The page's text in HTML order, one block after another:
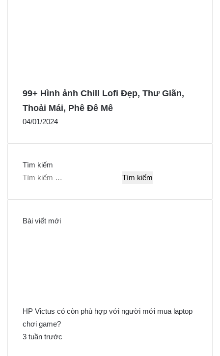
99+ Hình ảnh Chill Lofi Đẹp, Thư Giãn,
Thoải Mái, Phê Đê Mê
04/01/2024
Tìm kiếm
T
Bài viết mới
HP Victus có còn phù hợp với người mới mua laptop
chơi game?
3 tuần trước